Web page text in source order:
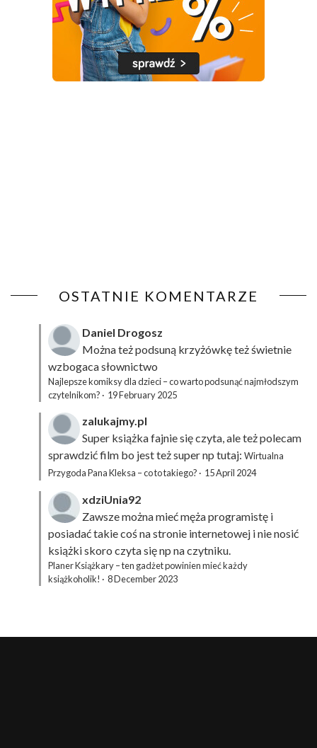
OSTATNIE KOMENTARZE
Daniel Drogosz
Można też podsuną krzyżówkęteż świetnie
wzbogaca słownictwo
Najlepsze komiksy dla dzieci – co warto podsunąć najmłodszym
czytelnikom? · 19 February 2025
zalukajmy.pl
Super książka fajnie się czyta, ale też polecam
sprawdzić film bo jest też super np tutaj: Wirtualna
Przygoda Pana Kleksa – co to takiego? · 15 April 2024
xdziUnia92
Zawsze można mieć męża programistę i
posiadać takie coś na stronie internetowej i nie nosić
książki skoro czyta się np na czytniku.
Planer Książkary – ten gadżet powinien mieć każdy
książkoholik! · 8 December 2023